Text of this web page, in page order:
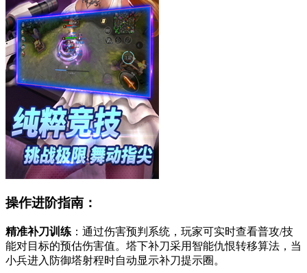
操作进阶指南：
精准补刀训练 ：通过伤害预判系统，玩家可实时查看普攻/技
能对目标的预估伤害值。塔下补刀采用智能仇恨转移算法，当
小兵进入防御塔射程时自动显示补刀提示圈。